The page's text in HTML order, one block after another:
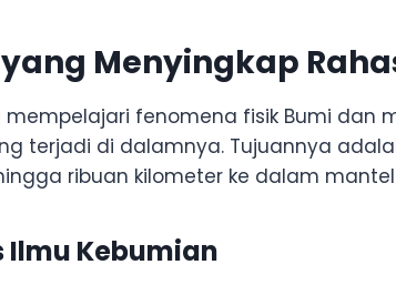
Menyingkap
fenomena fisik Bumi dan
terjadi di dalamnya. Tujuannya
ribuan kilometer ke dalam
Ilmu Kebumian